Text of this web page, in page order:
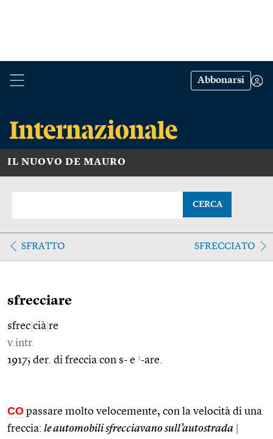
Abbonarsi
IL NUOVO DE MAURO
CERCA
SFRATTO SFRECCIATO
sfrecciare
sfrec cià re
v.intr.
1917; der. di freccia con s- e 1-are.
CO passare molto velocemente, con la velocità di una
freccia: le automobili sfrecciavano sull’autostrada